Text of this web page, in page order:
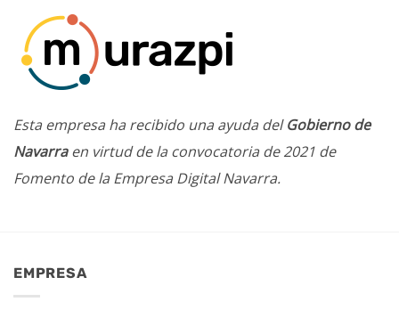
Esta empresa ha recibido una ayuda delGobierno de
Navarraen virtud de la convocatoria de 2021 de
Fomento de la Empresa Digital Navarra.
EMPRESA